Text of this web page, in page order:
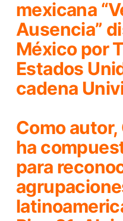
mexicana
Ausencia”
México por
Estados
cadena
Como autor,
ha
para